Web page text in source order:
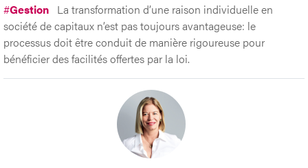
#Gestion La transformation d’une raison individuelle en
société de capitaux n’est pas toujours avantageuse: le
processus doit être conduit de manière rigoureuse pour
bénéficier des facilités offertes par la loi.